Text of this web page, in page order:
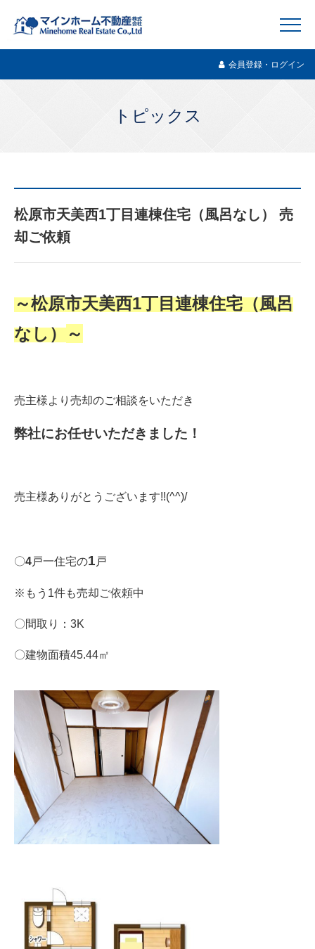
会員登録・ログイン
トピックス
松原市天美西1丁目連棟住宅（風呂なし） 売
却ご依頼
～松原市天美西1丁目連棟住宅（風呂
なし）～
売主様より売却のご相談をいただき
弊社にお任せいただきました！
売主様ありがとうございます!!(^^)/
〇4戸一住宅の1 戸
※もう1件も売却ご依頼中
〇間取り：3K
〇建物面積45.44㎡